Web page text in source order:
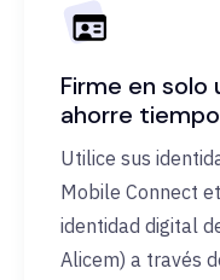
Firme en
ahorre
Utilice sus
Mobile Connect
identidad digital
Alicem) a través